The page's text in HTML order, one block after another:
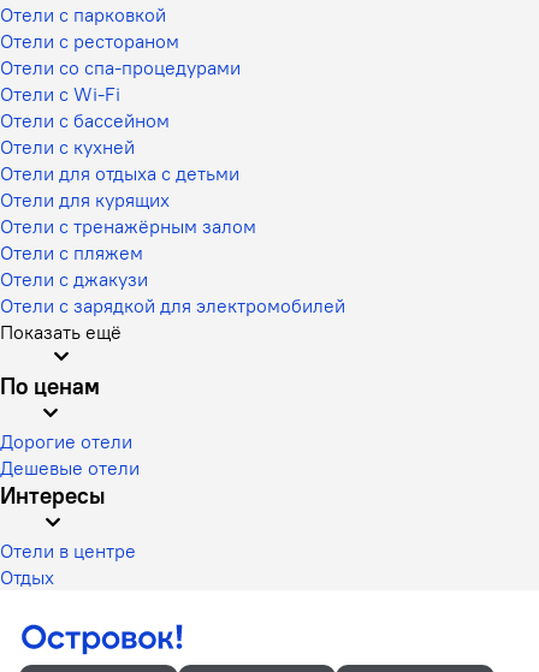
Отели с парковкой
Отели с рестораном
Отели со спа-процедурами
Отели с Wi-Fi
Отели с бассейном
Отели с кухней
Отели для отдыха с детьми
Отели для курящих
Отели с тренажёрным залом
Отели с пляжем
Отели с джакузи
Отели с зарядкой для электромобилей
Показать ещё
По ценам
Дорогие отели
Дешевые отели
Интересы
Отели в центре
Отдых